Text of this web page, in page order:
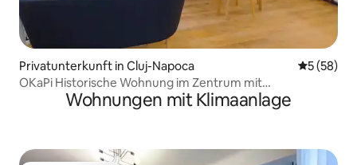
Privatunterkunft in Cluj-Napoca
5 (58)
OKaPi Historische Wohnung im Zentrum mit
PrivatparkplatzWohnungen mit Klimaanlage